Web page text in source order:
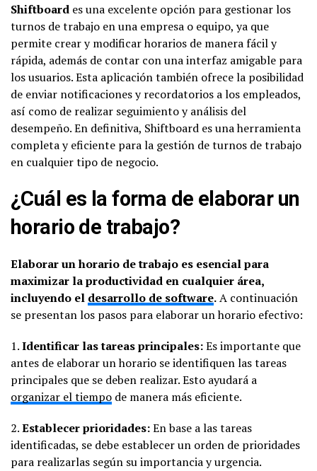
Shiftboard es una excelente opción para gestionar los
turnos de trabajo en una empresa o equipo, ya que
permite crear y modificar horarios de manera fácil y
rápida, además de contar con una interfaz amigable para
los usuarios. Esta aplicación también ofrece la posibilidad
de enviar notificaciones y recordatorios a los empleados,
así como de realizar seguimiento y análisis del
desempeño. En definitiva, Shiftboard es una herramienta
completa y eficiente para la gestión de turnos de trabajo
en cualquier tipo de negocio.
¿Cuál es la forma de elaborar un
horario de trabajo?
Elaborar un horario de trabajo es esencial para
maximizar la productividad en cualquier área,
incluyendo el desarrollo de software.A continuación
se presentan los pasos para elaborar un horario efectivo:
1.Identificar las tareas principales:Es importante que
antes de elaborar un horario se identifiquen las tareas
principales que se deben realizar. Esto ayudará a
organizar el tiempo de manera más eficiente.
2.Establecer prioridades:En base a las tareas
identificadas, se debe establecer un orden de prioridades
para realizarlas según su importancia y urgencia.